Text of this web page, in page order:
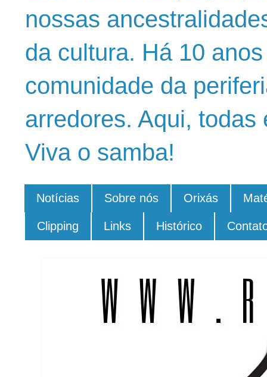
nossas
da cultura. Há 10
comunidade da
arredores. Aqui,
Viva o samba!
Notícias Sobre nós Orixás
Clipping Links Histórico